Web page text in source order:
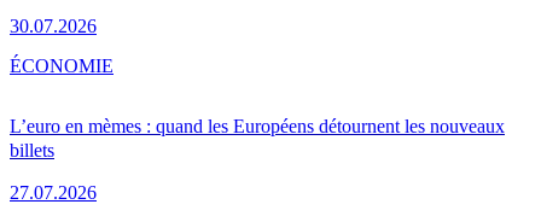
30.07.2026
L’euro en mèmes : quand les Européens détournent les nouveaux
billets
27.07.2026
ÉCONOMIE